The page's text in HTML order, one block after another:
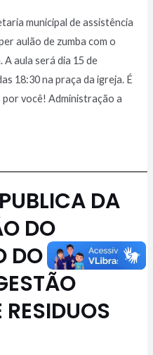
municipal de assistência
aulão de zumba com o
aula será dia 15 de
18:30 na praça da igreja. É
por você! Administração a
DA
DO
DO PLANO